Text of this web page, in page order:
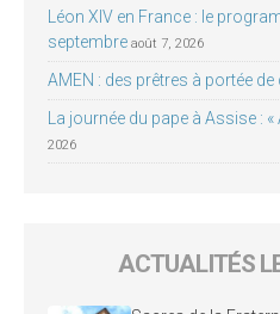
Léon XIV en France : le
septembre août 7, 2026
AMEN : des prêtres à portée de
La journée du pape à Assise : «
2026
ACTUALITÉS